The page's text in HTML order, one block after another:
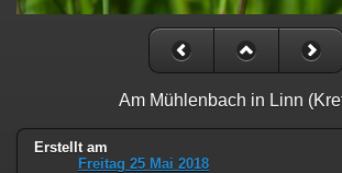
Am Mühlenbach in Linn
Erstellt am
Freitag 25 Mai 2018